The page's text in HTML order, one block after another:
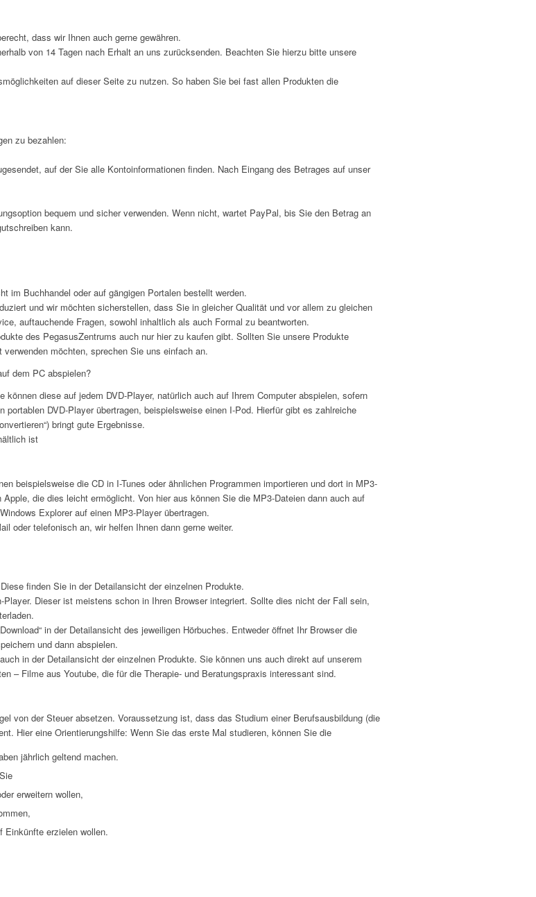
dass wir Ihnen auch gerne gewähren.
von 14 Tagen nach Erhalt an uns zurücksenden. Beachten Sie hierzu bitte unsere
auf dieser Seite zu nutzen. So haben Sie bei fast allen Produkten die
zu bezahlen:
auf der Sie alle Kontoinformationen finden. Nach Eingang des Betrages auf unser
bequem und sicher verwenden. Wenn nicht, wartet PayPal, bis Sie den Betrag an
kann.
im Buchhandel oder auf gängigen Portalen bestellt werden.
und wir möchten sicherstellen, dass Sie in gleicher Qualität und vor allem zu gleichen
auftauchende Fragen, sowohl inhaltlich als auch Formal zu beantworten.
des PegasusZentrums auch nur hier zu kaufen gibt. Sollten Sie unsere Produkte
möchten, sprechen Sie uns einfach an.
dem PC abspielen?
können diese auf jedem DVD-Player, natürlich auch auf Ihrem Computer abspielen, sofern
portablen DVD-Player übertragen, beispielsweise einen I-Pod. Hierfür gibt es zahlreiche
bringt gute Ergebnisse.
ist
beispielsweise die CD in I-Tunes oder ähnlichen Programmen importieren und dort in MP3-
die dies leicht ermöglicht. Von hier aus können Sie die MP3-Dateien dann auch auf
Explorer auf einen MP3-Player übertragen.
oder telefonisch an, wir helfen Ihnen dann gerne weiter.
finden Sie in der Detailansicht der einzelnen Produkte.
Dieser ist meistens schon in Ihren Browser integriert. Sollte dies nicht der Fall sein,
in der Detailansicht des jeweiligen Hörbuches. Entweder öffnet Ihr Browser die
und dann abspielen.
in der Detailansicht der einzelnen Produkte. Sie können uns auch direkt auf unserem
– Filme aus Youtube, die für die Therapie- und Beratungspraxis interessant sind.
von der Steuer absetzen. Voraussetzung ist, dass das Studium einer Berufsausbildung (die
Hier eine Orientierungshilfe: Wenn Sie das erste Mal studieren, können Sie die
jährlich geltend machen.
erweitern wollen,
Einkünfte erzielen wollen.